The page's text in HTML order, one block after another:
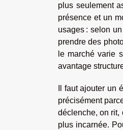
plus seulement
présence et un
usages : selon
prendre des
le marché varie
avantage
Il faut ajouter un
précisément
déclenche, on rit,
plus incarnée.